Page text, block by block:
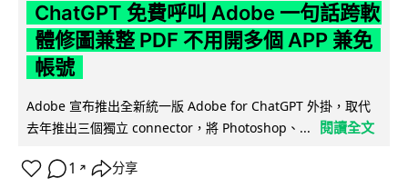
ChatGPT 免費呼叫 Adobe 一句話跨軟
體修圖兼整 PDF 不用開多個 APP 兼免
帳號
Adobe 宣布推出全新統一版 Adobe for ChatGPT 外掛，取代
去年推出三個獨立 connector，將 Photoshop、...
閱讀全文
1 ↗ 分享